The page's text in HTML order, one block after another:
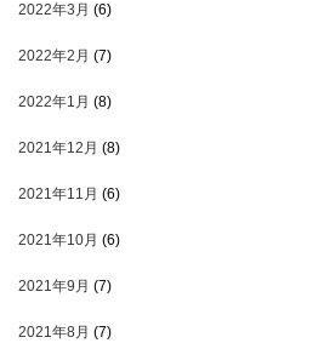
2022年3月 (6)
2022年2月 (7)
2022年1月 (8)
2021年12月 (8)
2021年11月 (6)
2021年10月 (6)
2021年9月 (7)
2021年8月 (7)